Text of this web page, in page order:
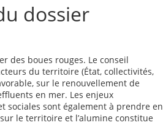
dossier
des boues rouges. Le conseil
du territoire (État, collectivités,
sur le renouvellement de
en mer. Les enjeux
sociales sont également à prendre en
le territoire et l’alumine constitue